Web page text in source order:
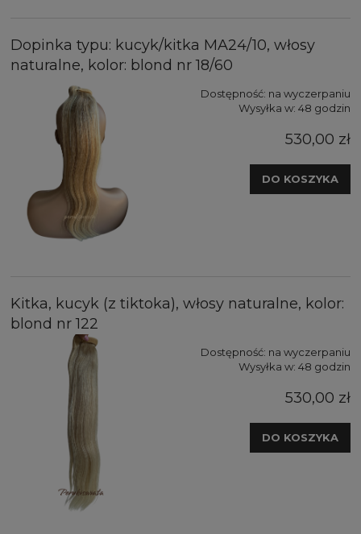
Dopinka typu: kucyk/kitka MA24/10, włosy
naturalne, kolor: blond nr 18/60
Dostępność: na wyczerpaniu
Wysyłka w: 48 godzin
530,00 zł
DO KOSZYKA
Kitka, kucyk (z tiktoka), włosy naturalne, kolor:
blond nr 122
Dostępność: na wyczerpaniu
Wysyłka w: 48 godzin
530,00 zł
DO KOSZYKA